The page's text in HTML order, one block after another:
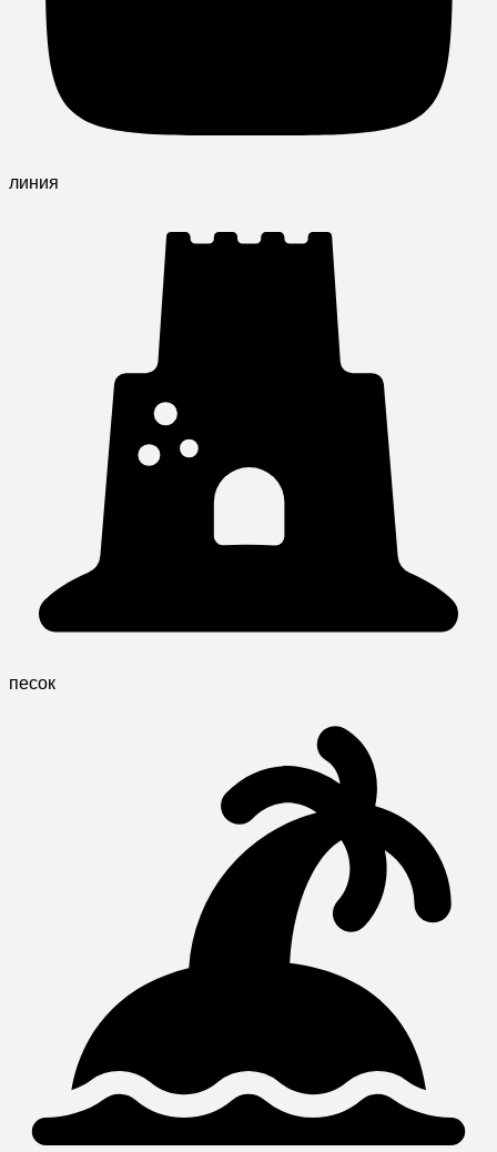
линия
песок